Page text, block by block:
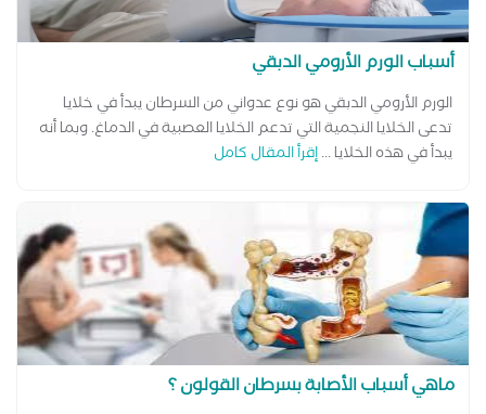
أسباب الورم الأرومي الدبقي
الورم الأرومي الدبقي هو نوع عدواني من السرطان يبدأ في خلايا
تدعى الخلايا النجمية التي تدعم الخلايا العصبية في الدماغ. وبما أنه
يبدأ في هذه الخلايا ...إقرأ المقال كامل
ماهي أسباب الأصابة بسرطان القولون ؟